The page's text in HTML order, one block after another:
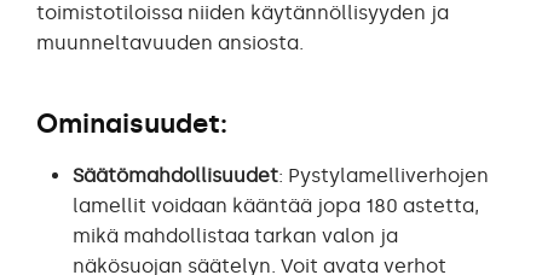
toimistotiloissa niiden käytännöllisyyden ja
muunneltavuuden ansiosta.
Ominaisuudet:
Säätömahdollisuudet: Pystylamelliverhojen
lamellit voidaan kääntää jopa 180 astetta,
mikä mahdollistaa tarkan valon ja
näkösuojan säätelyn. Voit avata verhot